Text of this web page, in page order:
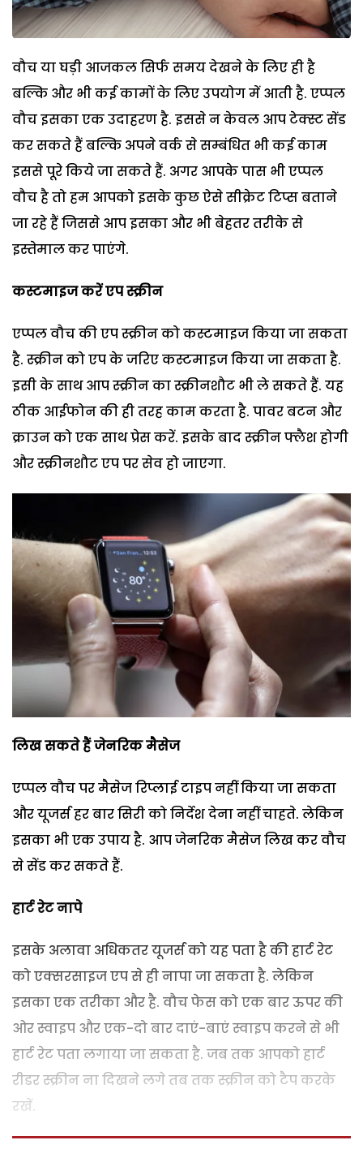
वौच या घड़ी आजकल सिर्फ समय देखने के लिए ही है
बल्कि और भी कई कामों के लिए उपयोग में आती है. एप्पल
वौच इसका एक उदाहरण है. इससे न केवल आप टेक्स्ट सेंड
कर सकते हैं बल्कि अपने वर्क से सम्बंधित भी कई काम
इससे पूरे किये जा सकते हैं. अगर आपके पास भी एप्पल
वौच है तो हम आपको इसके कुछ ऐसे सीक्रेट टिप्स बताने
जा रहे हैं जिससे आप इसका और भी बेहतर तरीके से
इस्तेमाल कर पाएंगे.
कस्टमाइज करें एप स्क्रीन
एप्पल वौच की एप स्क्रीन को कस्टमाइज किया जा सकता
है. स्क्रीन को एप के जरिए कस्टमाइज किया जा सकता है.
इसी के साथ आप स्क्रीन का स्क्रीनशौट भी ले सकते हैं. यह
ठीक आईफोन की ही तरह काम करता है. पावर बटन और
क्राउन को एक साथ प्रेस करें. इसके बाद स्क्रीन फ्लैश होगी
और स्क्रीनशौट एप पर सेव हो जाएगा.
लिख सकते हैं जेनरिक मैसेज
एप्पल वौच पर मैसेज रिप्लाई टाइप नहीं किया जा सकता
और यूजर्स हर बार सिरी को निर्देश देना नहीं चाहते. लेकिन
इसका भी एक उपाय है. आप जेनरिक मैसेज लिख कर वौच
से सेंड कर सकते हैं.
हार्ट रेट नापे
इसके अलावा अधिकतर यूजर्स को यह पता है की हार्ट रेट
को एक्सरसाइज एप से ही नापा जा सकता है. लेकिन
इसका एक तरीका और है. वौच फेस को एक बार ऊपर की
ओर स्वाइप और एक-दो बार दाएं-बाएं स्वाइप करने से भी
हार्ट रेट पता लगाया जा सकता है. जब तक आपको हार्ट
रीडर स्क्रीन ना दिखने लगे तब तक स्क्रीन को टैप करके
रखें.